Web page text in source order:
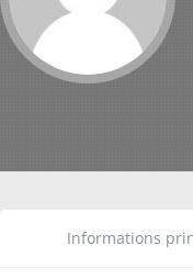
Informations